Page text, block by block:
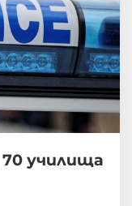
70 училища